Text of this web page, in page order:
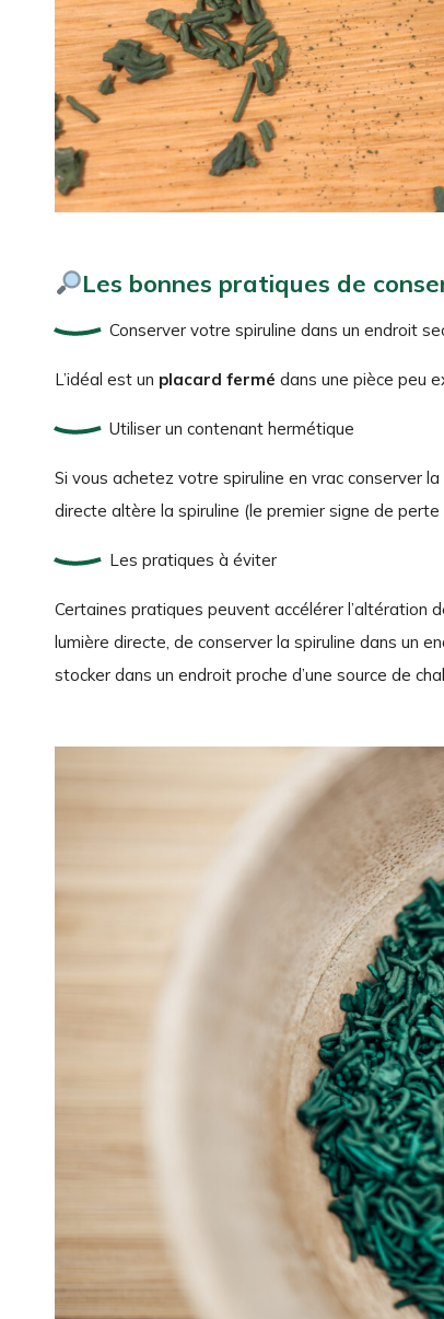
Les bonnes pratiques de
Conserver votre spiruline dans un endroit
L’idéal est un placard fermé dans une pièce peu
Utiliser un contenant hermétique
Si vous achetez votre spiruline en vrac conserver
directe altère la spiruline (le premier signe de
Les pratiques à éviter
Certaines pratiques peuvent accélérer l’altération
lumière directe, de conserver la spiruline dans un
stocker dans un endroit proche d’une source de